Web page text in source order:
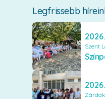
Legfrissebb
Szent